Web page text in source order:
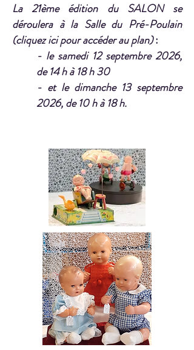
La 21ème édition du SALON se
déroulera à la Salle du Pré-Poulain
(cliquezicipour accéder au plan):
- le samedi 12septembre 2026,
de 14 h à 18 h 30
- et le dimanche 13 septembre
2026, de 10 h à 18 h.